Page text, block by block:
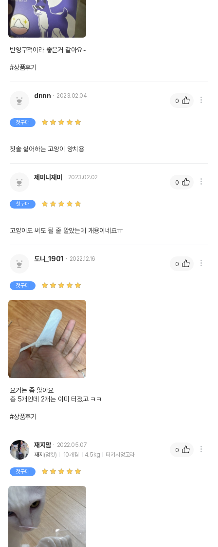
반영구적이라 좋은거 같아요~
#상품후기
dnnn 2023.02.04
첫구매
칫솔 싫어하는 고양이 양치용
0
제미니재미 2023.02.02
첫구매
고양이도 써도 될 줄 알았는데 개용이네요ㅠ
0
도니_1901 2022.12.16
첫구매
요거는 좀 얇아요
총 5개인데 2개는 이미 터졌고 ㅋㅋ
#상품후기
0
재지맘
2022.05.07
재지 (암컷) 10개월 4.5kg 터키시앙고라
첫구매
0